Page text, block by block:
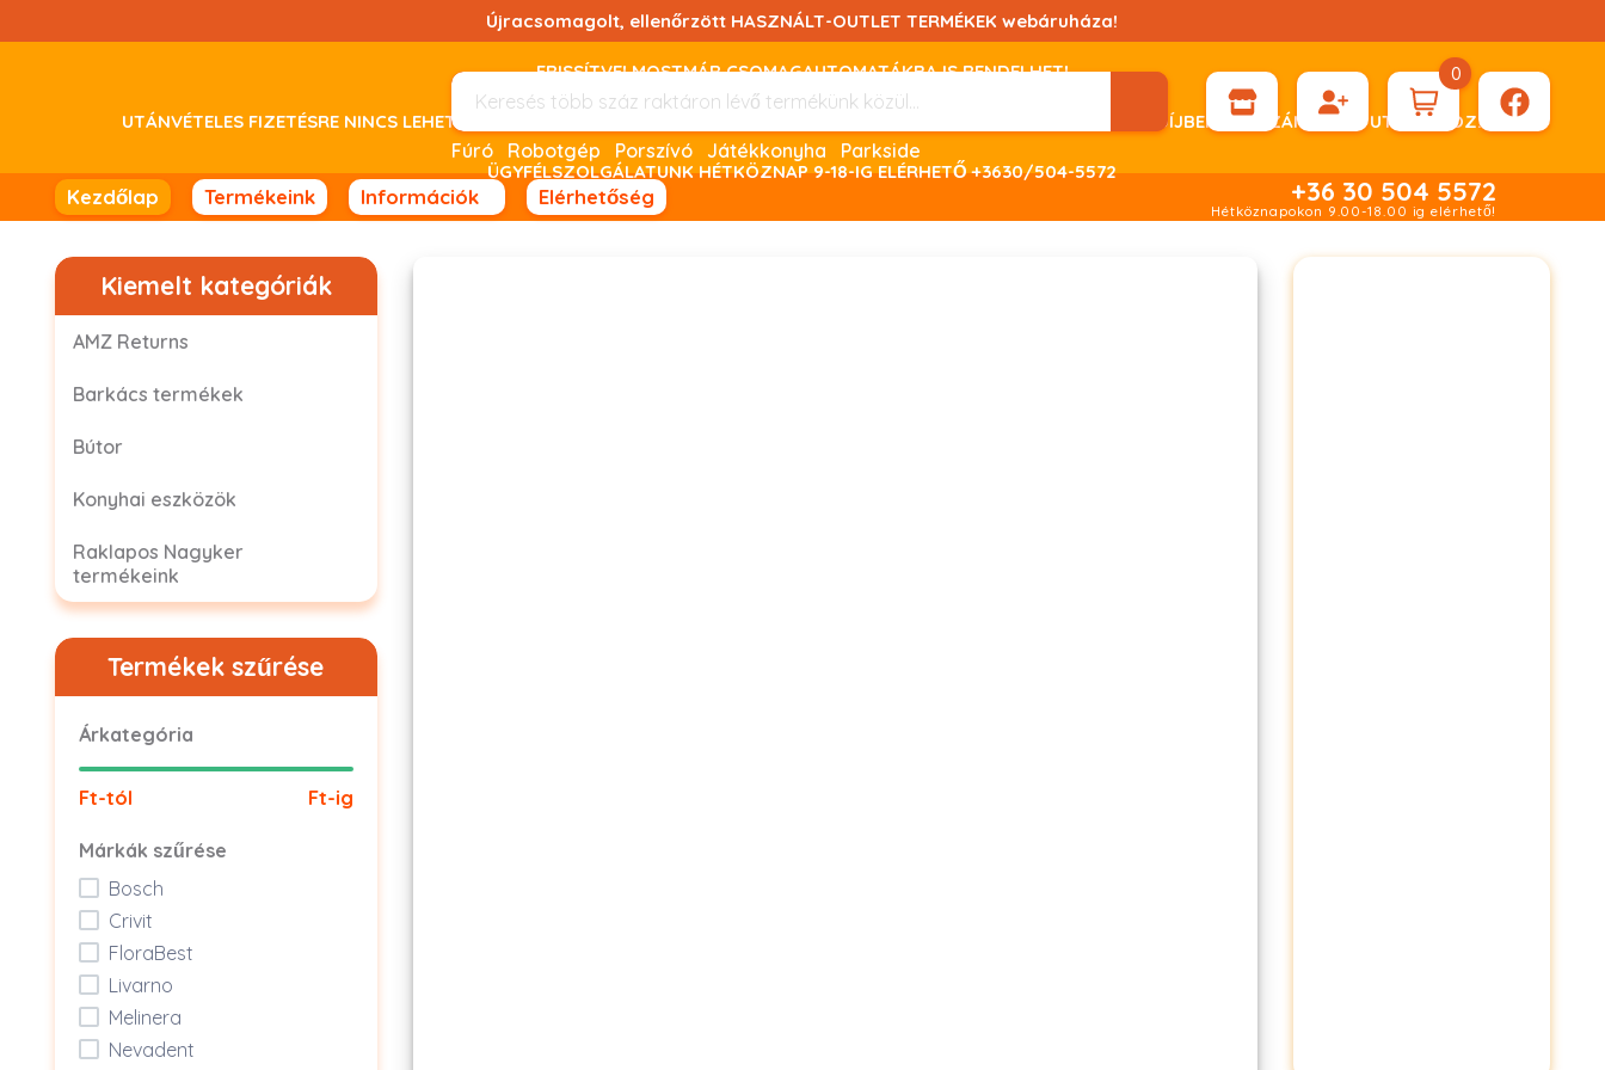
a
Újracsomagolt, ellenőrzött HASZNÁLT-OUTLET TERMÉKEK webáruháza!
FRISSÍTVE! MOSTMÁR CSOMAGAUTOMATÁKBA IS RENDELHET!
UTÁNVÉTELES FIZETÉSRE NINCS LEHETŐSÉG! FIZETNI ONLINE BANKKÁRTYÁVAL LEHETSÉGES, SZÜKSÉG ESETÉN KÉRHET DÍJBEKÉRŐ SZÁMLÁT ÁTUTALÁSHOZ.
ÜGYFÉLSZOLGÁLATUNK HÉTKÖZNAP 9-18-IG ELÉRHETŐ +3630/504-5572
Fúró Robotgép Porszívó Játékkonyha Parkside
0
Kezdőlap Termékeink Információk Elérhetőség +36 30 504 5572
Hétköznapokon 9.00-18.00 ig elérhető!
Kiemelt kategóriák
AMZ Returns
Barkács termékek
Bútor
Konyhai eszközök
Raklapos Nagyker
termékeink
Termékek szűrése
Árkategória
Ft-tól Ft-ig
Márkák szűrése
Bosch
Crivit
FloraBest
Livarno
Melinera
Nevadent